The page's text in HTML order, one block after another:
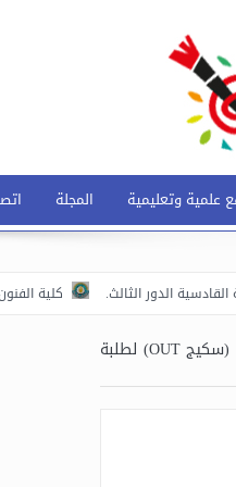
علمية وتعليمية المجلة
الثالث. كلية الفنون
كلية الفنون الجميلة تقيم عرضا فنيا مسرحيا بعنوان (سكيج OUT) لطلبة